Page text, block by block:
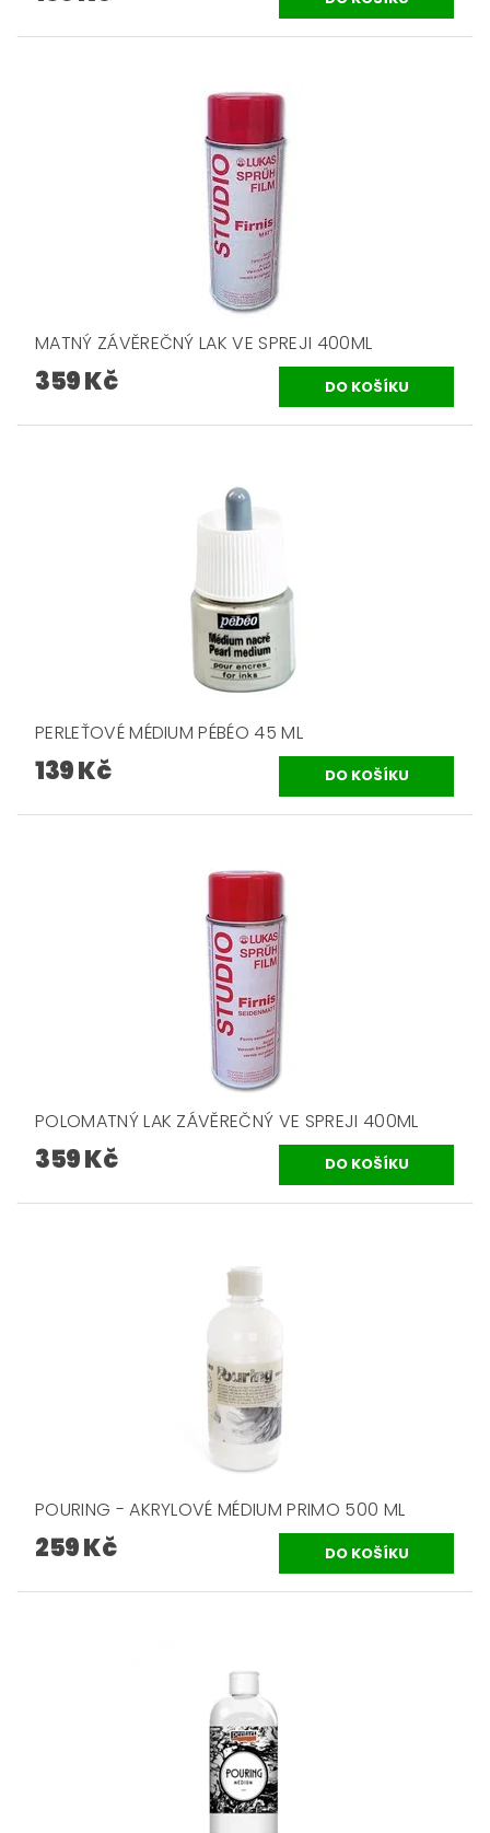
MATNÝ ZÁVĚREČNÝ LAK VE SPREJI 400ML
359 Kč
PERLEŤOVÉ MÉDIUM PÉBÉO 45 ML
139 Kč
POLOMATNÝ LAK ZÁVĚREČNÝ VE SPREJI 400ML
359 Kč
POURING - AKRYLOVÉ MÉDIUM PRIMO 500 ML
259 Kč